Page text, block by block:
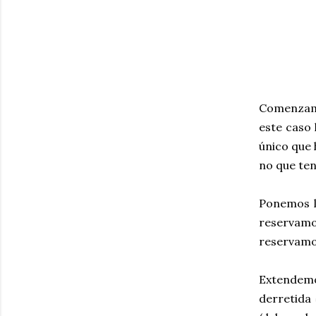
este caso
único que
no que
Ponemos
derretida